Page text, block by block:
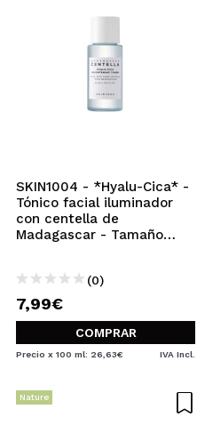
SKIN1004 - *Hyalu-Cica* -
Tónico facial iluminador
con centella de
Madagascar - Tamaño
(0)
7,99€
COMPRAR
Precio x 100 ml: 26,63€ IVA Incl.
Nature